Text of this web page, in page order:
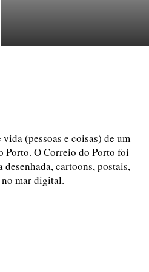
(pessoas e coisas) de um
O Correio do Porto foi
cartoons, postais,
no mar digital.